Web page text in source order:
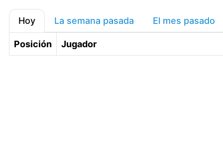
Hoy La semana pasada El mes pasado
Posición Jugador